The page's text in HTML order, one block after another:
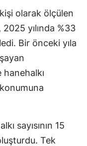
olarak ölçülen
yılında %33
Bir önceki yıla
sayısının 15
Tek